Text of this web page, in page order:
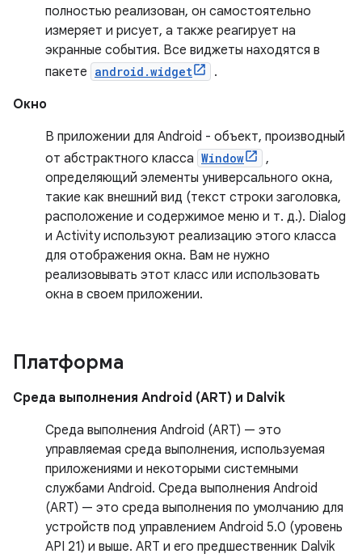
полностью реализован, он самостоятельно
измеряет и рисует, а также реагирует на
экранные события. Все виджеты находятся в
пакете android.widget
.
Окно
В приложении для Android - объект, производный
от абстрактного класса Window
,
определяющий элементы универсального окна,
такие как внешний вид (текст строки заголовка,
расположение и содержимое меню и т. д.). Dialog
и Activity используют реализацию этого класса
для отображения окна. Вам не нужно
реализовывать этот класс или использовать
окна в своем приложении.
Платформа
Среда выполнения Android (ART) и Dalvik
Среда выполнения Android (ART) — это
управляемая среда выполнения, используемая
приложениями и некоторыми системными
службами Android. Среда выполнения Android
(ART) — это среда выполнения по умолчанию для
устройств под управлением Android 5.0 (уровень
API 21) и выше. ART и его предшественник Dalvik